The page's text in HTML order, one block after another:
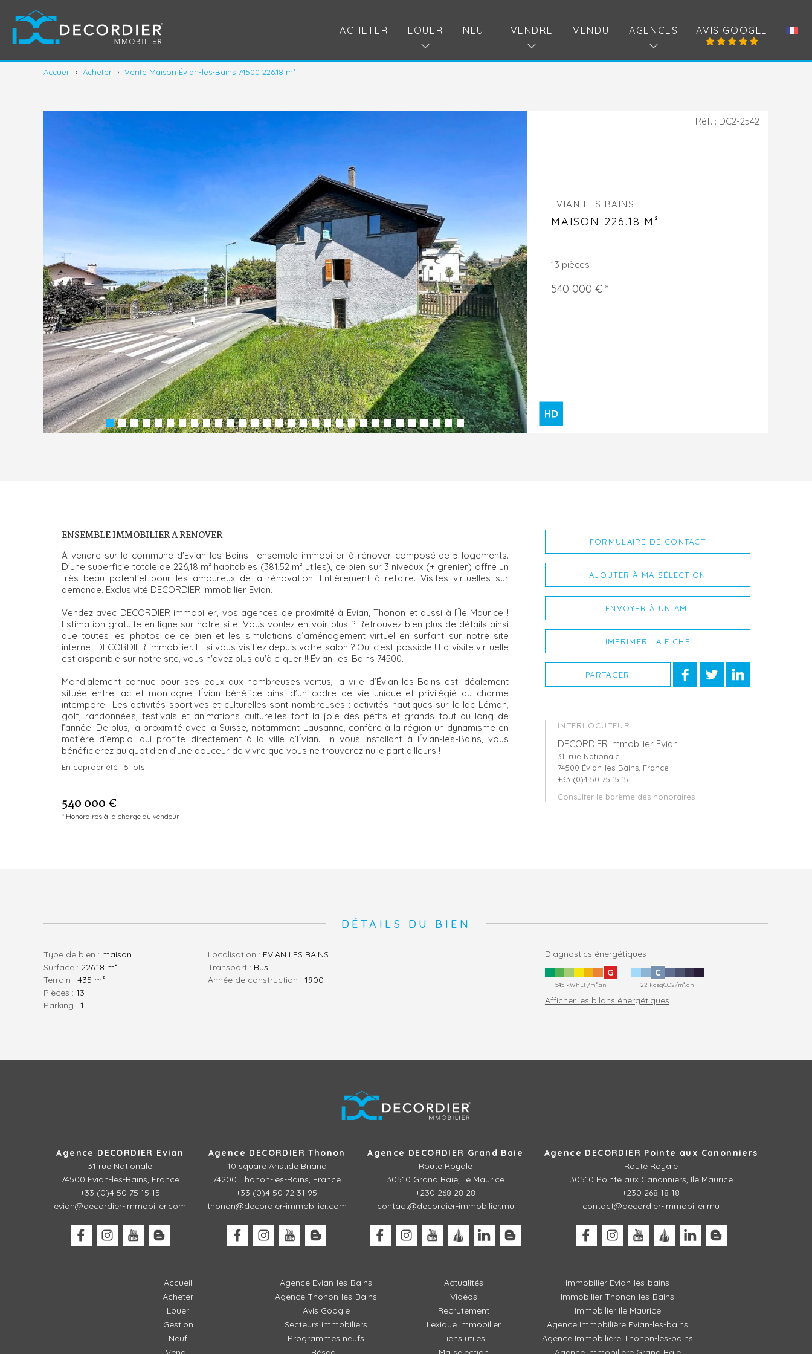
AVIS GOOGLE
ACHETER LOUER NEUF VENDRE VENDU AGENCES
Accueil › Acheter › Vente Maison Évian-les-Bains 74500 226.18 m²
EVIAN LES BAINS
MAISON 226.18 M²
13 pièces
540 000 € *
Réf. : DC2-2542
ENSEMBLE IMMOBILIER A RENOVER
À vendre sur la commune d'Evian-les-Bains : ensemble immobilier à rénover composé de 5 logements.
D'une superficie totale de 226,18 m² habitables (381,52 m² utiles), ce bien sur 3 niveaux (+ grenier) offre un
très beau potentiel pour les amoureux de la rénovation. Entièrement à refaire. Visites virtuelles sur
demande. Exclusivité DECORDIER immobilier Evian.
Vendez avec DECORDIER immobilier, vos agences de proximité à Evian, Thonon et aussi à l’Île Maurice !
Estimation gratuite en ligne sur notre site. Vous voulez en voir plus ? Retrouvez bien plus de détails ainsi
que toutes les photos de ce bien et les simulations d’aménagement virtuel en surfant sur notre site
internet DECORDIER immobilier. Et si vous visitiez depuis votre salon ? Oui c'est possible ! La visite virtuelle
est disponible sur notre site, vous n'avez plus qu'à cliquer !! Évian-les-Bains 74500.
Mondialement connue pour ses eaux aux nombreuses vertus, la ville d’Évian-les-Bains est idéalement
située entre lac et montagne. Évian bénéfice ainsi d’un cadre de vie unique et privilégié au charme
intemporel. Les activités sportives et culturelles sont nombreuses : activités nautiques sur le lac Léman,
golf, randonnées, festivals et animations culturelles font la joie des petits et grands tout au long de
l’année. De plus, la proximité avec la Suisse, notamment Lausanne, confère à la région un dynamisme en
matière d’emploi qui profite directement à la ville d’Évian. En vous installant à Évian-les-Bains, vous
bénéficierez au quotidien d’une douceur de vivre que vous ne trouverez nulle part ailleurs !
En copropriété : 5 lots
540 000 €
* Honoraires à la charge du vendeur
FORMULAIRE DE CONTACT
AJOUTER À MA SÉLECTION
ENVOYER À UN AMI
IMPRIMER LA FICHE
PARTAGER
INTERLOCUTEUR
DECORDIER immobilier Evian
31, rue Nationale
74500 Évian-les-Bains, France
+33 (0)4 50 75 15 15
Consulter le barème des honoraires
DÉTAILS DU BIEN
Type de bien : maison
Surface : 226.18 m²
Terrain : 435 m²
pièces : 13
parking : 1
Localisation : EVIAN LES BAINS
Transport : Bus
Année de construction : 1900
Diagnostics énergétiques
G
545 kWhEP/m².an
C
22 kgeqCO2/m².an
Afficher les bilans énergétiques
Agence DECORDIER Evian
31 rue Nationale
74500 Evian-les-Bains, France
+33 (0)4 50 75 15 15
evian@decordier-immobilier.com
Agence DECORDIER Thonon
10 square Aristide Briand
74200 Thonon-les-Bains, France
+33 (0)4 50 72 31 95
thonon@decordier-immobilier.com
Agence DECORDIER Grand Baie
Route Royale
30510 Grand Baie, Ile Maurice
+230 268 28 28
contact@decordier-immobilier.mu
Agence DECORDIER Pointe aux Canonniers
Route Royale
30510 Pointe aux Canonniers, Ile Maurice
+230 268 18 18
contact@decordier-immobilier.mu
Accueil
Acheter
Louer
Gestion
Neuf
Agence Evian-les-Bains
Agence Thonon-les-Bains
Avis Google
Secteurs immobiliers
Programmes neufs
Actualités
Vidéos
Recrutement
Lexique immobilier
Liens utiles
Immobilier Evian-les-bains
Immobilier Thonon-les-Bains
Immobilier Ile Maurice
Agence Immobilière Evian-les-bains
Agence Immobilière Thonon-les-bains